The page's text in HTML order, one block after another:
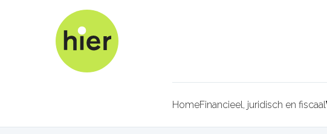
Kruimelpad
HomeFinancieel, juridisch en fiscaal